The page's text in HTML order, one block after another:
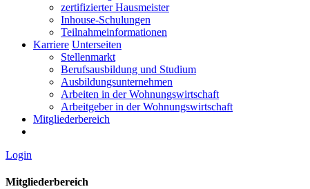
zertifizierter Hausmeister
Inhouse-Schulungen
Teilnahmeinformationen
Karriere Unterseiten
Stellenmarkt
Berufsausbildung und Studium
Ausbildungsunternehmen
Arbeiten in der Wohnungswirtschaft
Arbeitgeber in der Wohnungswirtschaft
Mitgliederbereich
Login
Mitgliederbereich